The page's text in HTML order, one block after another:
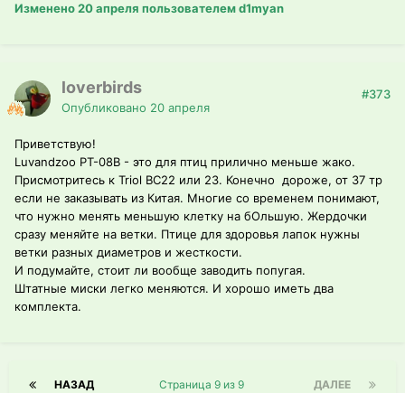
Изменено20 апреля пользователем d1myan
loverbirds
Опубликовано 20 апреля
#373
Приветствую!
Luvandzoo PT-08B - это для птиц прилично меньше жако.
Присмотритесь к Triol BC22 или 23. Конечно дороже, от 37 тр
если не заказывать из Китая. Многие со временем понимают,
что нужно менять меньшую клетку на бОльшую. Жердочки
сразу меняйте на ветки. Птице для здоровья лапок нужны
ветки разных диаметров и жесткости.
И подумайте, стоит ли вообще заводить попугая.
Штатные миски легко меняются. И хорошо иметь два
комплекта.
НАЗАД ДАЛЕЕ
Страница 9 из 9